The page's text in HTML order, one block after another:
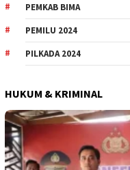
PEMKAB BIMA
PEMILU 2024
PILKADA 2024
HUKUM & KRIMINAL